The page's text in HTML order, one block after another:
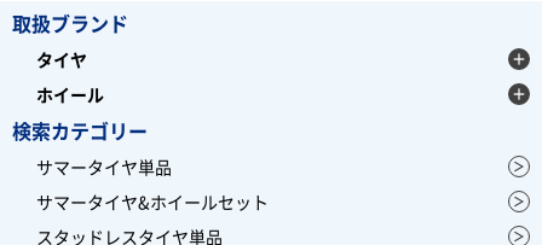
TOYOタイヤの海外輸出向けブランドNITTO（ニット
ー）。 米国でコアなファンに支持を受けており、デザイ
ン性、革新性をコンセプトとした、ラグジュアリースポ
取扱ブランド
タイヤ
ホイール
検索カテゴリー
サマータイヤ単品
サマータイヤ&ホイールセット
スタッドレスタイヤ単品